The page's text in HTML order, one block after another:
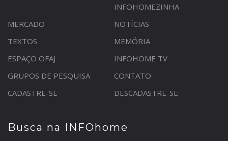
INFOHOMEZINHA
MERCADO
NOTÍCIAS
TEXTOS
MEMÓRIA
ESPAÇO OFAJ
INFOHOME TV
GRUPOS DE PESQUISA
CONTATO
CADASTRE-SE
DESCADASTRE-SE
Busca na INFOhome